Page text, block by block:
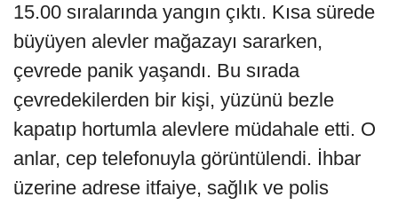
15.00 sıralarında yangın çıktı. Kısa sürede
büyüyen alevler mağazayı sararken,
çevrede panik yaşandı. Bu sırada
çevredekilerden bir kişi, yüzünü bezle
kapatıp hortumla alevlere müdahale etti. O
anlar, cep telefonuyla görüntülendi. İhbar
üzerine adrese itfaiye, sağlık ve polis